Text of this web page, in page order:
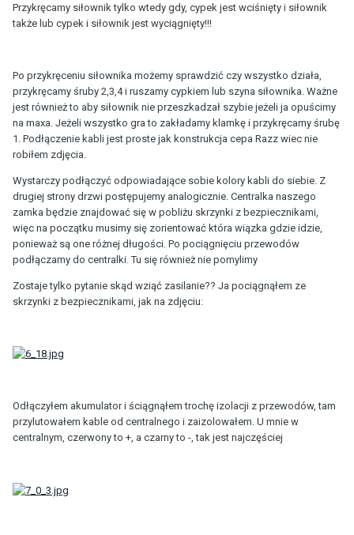
Przykręcamy siłownik tylko wtedy gdy, cypek jest wciśnięty i siłownik
także lub cypek i siłownik jest wyciągnięty!!!
Po przykręceniu siłownika możemy sprawdzić czy wszystko działa,
przykręcamy śruby 2,3,4 i ruszamy cypkiem lub szyna siłownika. Ważne
jest również to aby siłownik nie przeszkadzał szybie jeżeli ja opuścimy
na maxa. Jeżeli wszystko gra to zakładamy klamkę i przykręcamy śrubę
1. Podłączenie kabli jest proste jak konstrukcja cepa Razz wiec nie
robiłem zdjęcia.
Wystarczy podłączyć odpowiadające sobie kolory kabli do siebie. Z
drugiej strony drzwi postępujemy analogicznie. Centralka naszego
zamka będzie znajdować się w pobliżu skrzynki z bezpiecznikami,
więc na początku musimy się zorientować która wiązka gdzie idzie,
ponieważ są one różnej długości. Po pociągnięciu przewodów
podłączamy do centralki. Tu się również nie pomylimy
Zostaje tylko pytanie skąd wziąć zasilanie?? Ja pociągnąłem ze
skrzynki z bezpiecznikami, jak na zdjęciu:
Odłączyłem akumulator i ściągnąłem trochę izolacji z przewodów, tam
przylutowałem kable od centralnego i zaizolowałem. U mnie w
centralnym, czerwony to +, a czarny to -, tak jest najczęściej